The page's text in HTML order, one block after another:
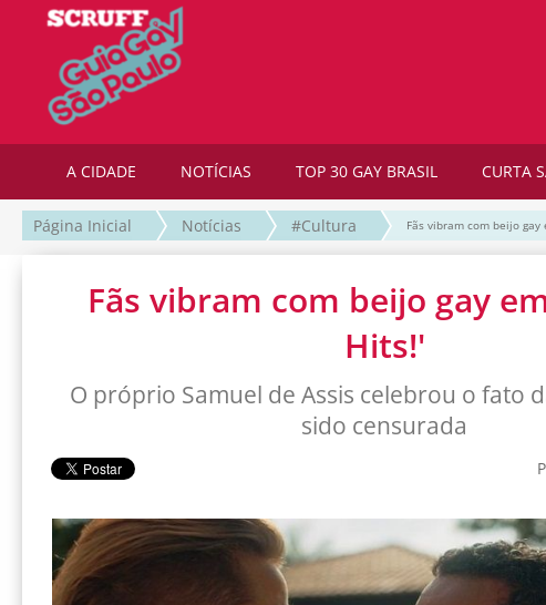
A CIDADE NOTÍCIAS TOP 30 GAY BRASIL CURTA
Página Inicial Notícias #Cultura Fãs vibram com beijo gay
Fãs vibram com beijo gay
Hits!'
O próprio Samuel de Assis celebrou o fato
sido censurada